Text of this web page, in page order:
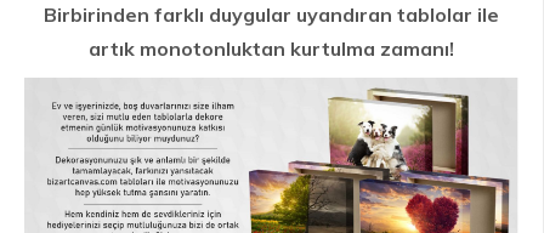
Birbirinden farklı duygular uyandıran tablolar ile
artık monotonluktan kurtulma zamanı!